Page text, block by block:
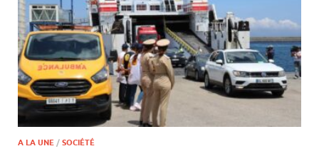
A LA UNE / SOCIÉTÉ